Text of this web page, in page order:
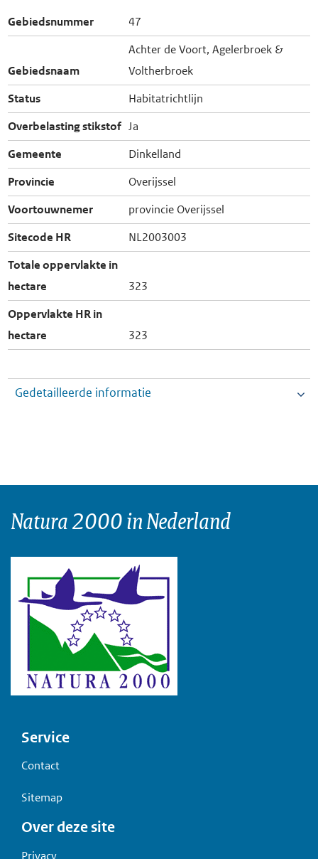
Gebiedsnummer 47
Gebiedsnaam
Achter de Voort, Agelerbroek &
Voltherbroek
Status
Habitatrichtlijn
Overbelasting stikstof Ja
Gemeente
Dinkelland
Provincie
Overijssel
Voortouwnemer
provincie Overijssel
Sitecode HR
NL2003003
Totale oppervlakte in
hectare
323
Oppervlakte HR in
hectare
323
Gedetailleerde informatie
Natura 2000 in Nederland
Voet
Service
Contact
Sitemap
Over deze site
Privacy